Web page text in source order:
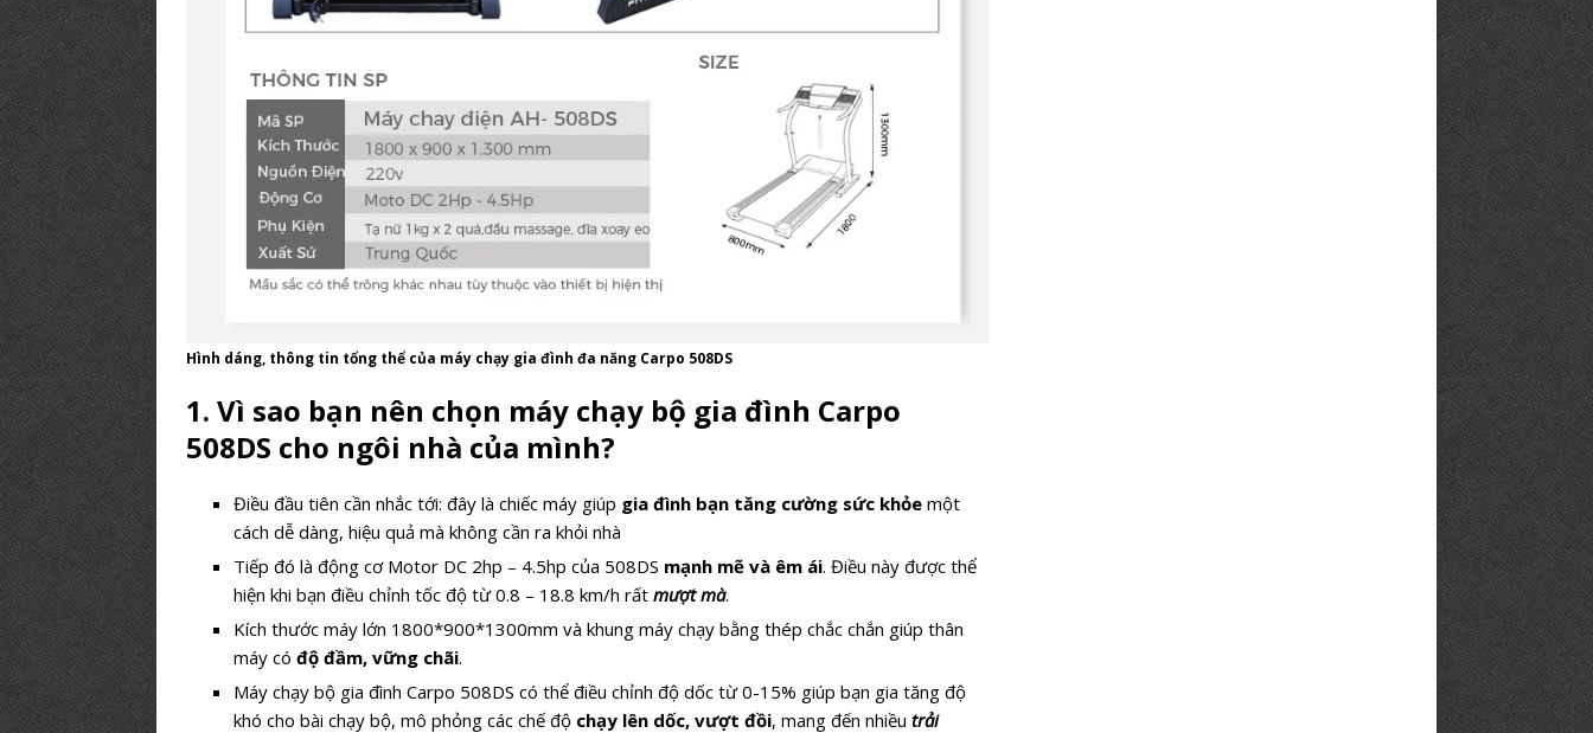
Hình dáng, thông tin tổng thể của máy chạy gia đình đa năng Carpo 508DS
1. Vì sao bạn nên chọn máy chạy bộ gia đình Carpo
508DS cho ngôi nhà của mình?
Điều đầu tiên cần nhắc tới: đây là chiếc máy giúp gia đình bạn tăng cường sức khỏe một
cách dễ dàng, hiệu quả mà không cần ra khỏi nhà
Tiếp đó là động cơ Motor DC 2hp – 4.5hp của 508DS mạnh mẽ và êm ái. Điều này được thể
hiện khi bạn điều chỉnh tốc độ từ 0.8 – 18.8 km/h rất mượt mà.
Kích thước máy lớn 1800*900*1300mm và khung máy chạy bằng thép chắc chắn giúp thân
máy có độ đầm, vững chãi.
Máy chạy bộ gia đình Carpo 508DS có thể điều chỉnh độ dốc từ 0-15% giúp bạn gia tăng độ
khó cho bài chạy bộ, mô phỏng các chế độ chạy lên dốc, vượt đồi, mang đến nhiều trải